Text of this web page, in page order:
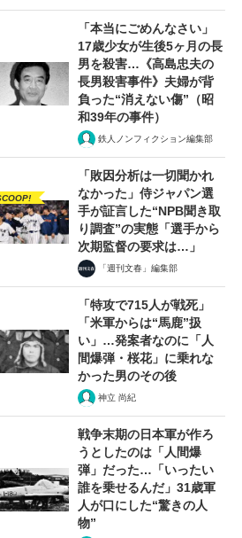
「本当にごめんなさい」
17歳少女が生後5ヶ月の長
男を殺害…《高島忠夫の
長男殺害事件》夫婦が背
負った“消えない傷”（昭
和39年の事件）
鉄人ノンフィクション編集部
「敗因分析は一切聞かれ
なかった」侍ジャパン選
手が証言した“NPB聞き取
り調査”の実態「選手から
次期監督の要求は…」
「週刊文春」編集部
「特攻で715人が戦死」
「米軍からは“馬鹿”扱
い」…発案者なのに「人
間爆弾・桜花」に乗れな
かった男のその後
神立 尚紀
戦争末期の日本軍が作ろ
うとしたのは「人間爆
弾」だった…「いったい
誰を乗せるんだ」31歳軍
人が口にした“驚きの人
物”